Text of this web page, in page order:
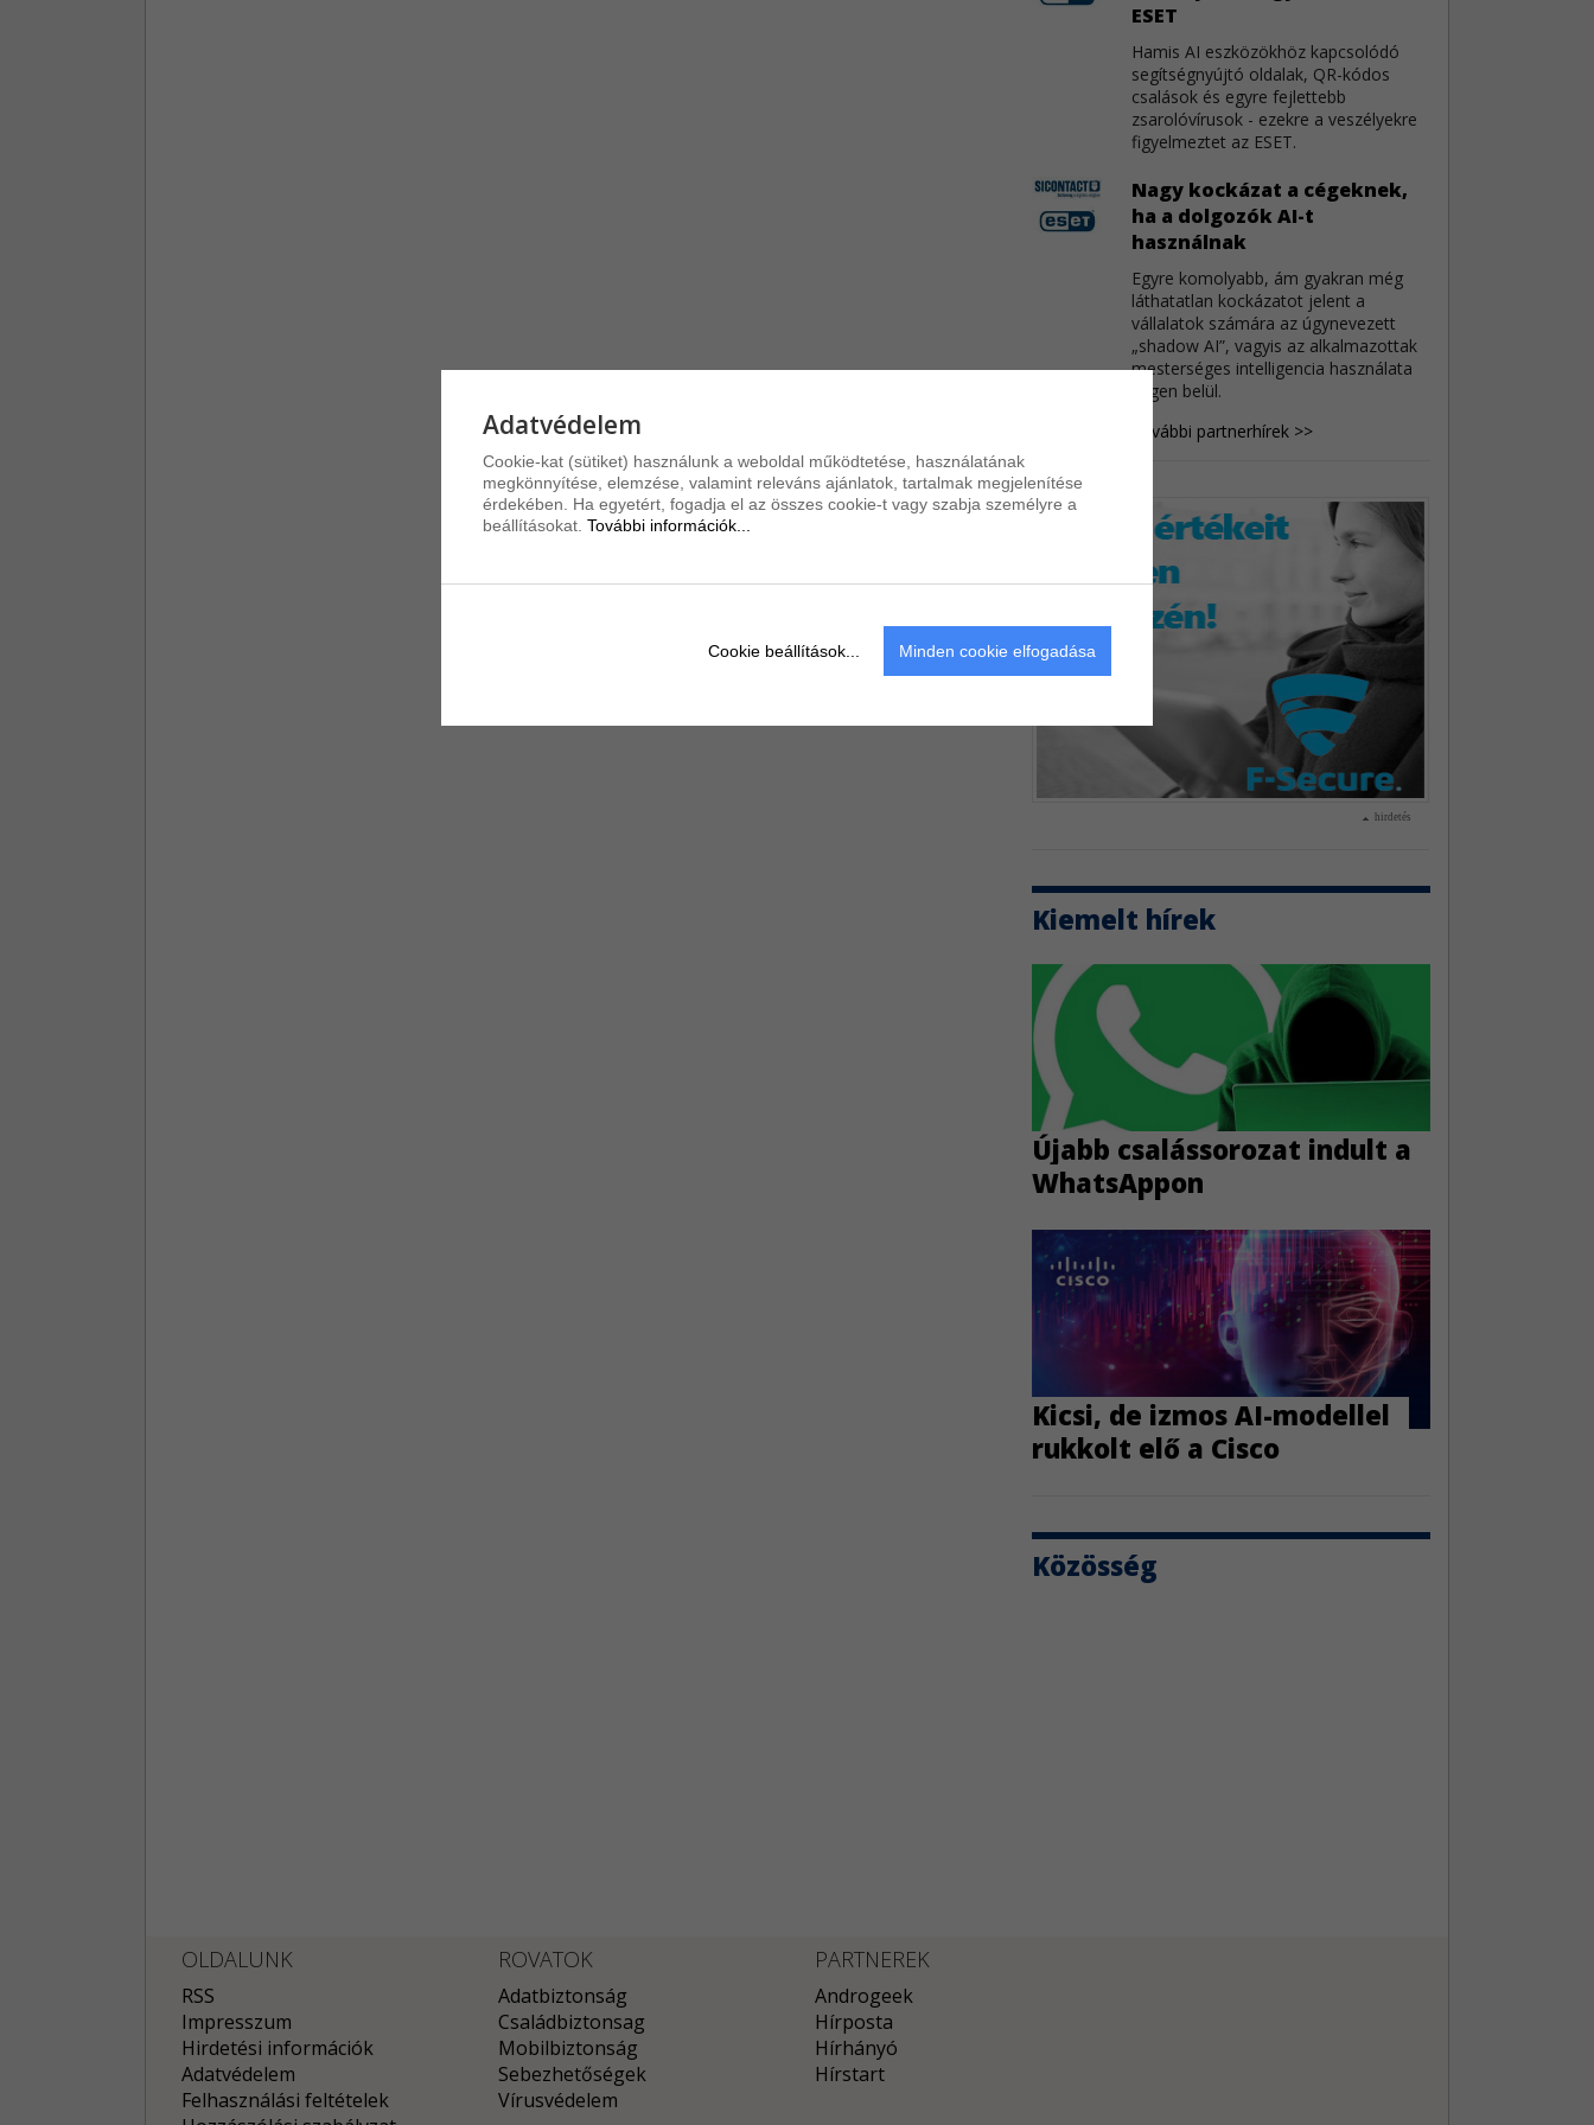
Go sérülékenységek
A Go jelentős mennyiségű sebezhetőség miatt
kapott frissítést.
WeeChat sebezhetőségek
napvilágot.
AutoCAD sebezhetőségek
Az Autodesk AutoCAD szoftverek három
biztonsági javítást kaptak.
ESET
Hamis AI eszközökhöz kapcsolódó
segítségnyújtó oldalak, QR-kódos
csalások és egyre fejlettebb
zsarolóvírusok - ezekre a veszélyekre
figyelmeztet az ESET.
Nagy kockázat a cégeknek,
ha a dolgozók AI-t
használnak
Egyre komolyabb, ám gyakran még
láthatatlan kockázatot jelent a
vállalatok számára az úgynevezett
„shadow AI”, vagyis az alkalmazottak
mesterséges intelligencia használata
cégen belül.
További partnerhírek >>
hirdetés
Kiemelt hírek
Újabb csalássorozat indult a
WhatsAppon
Kicsi, de izmos AI-modellel
rukkolt elő a Cisco
Közösség
OLDALUNK
RSS
Impresszum
Hirdetési információk
Adatvédelem
Felhasználási feltételek
ROVATOK
Adatbiztonság
Családbiztonsag
Mobilbiztonság
Sebezhetőségek
Vírusvédelem
PARTNEREK
Androgeek
Hírposta
Hírhányó
Hírstart
Adatvédelem
Cookie-kat (sütiket) használunk a weboldal működtetése, használatának
megkönnyítése, elemzése, valamint releváns ajánlatok, tartalmak megjelenítése
érdekében. Ha egyetért, fogadja el az összes cookie-t vagy szabja személyre a
beállításokat. További információk...
Cookie beállítások... Minden cookie elfogadása